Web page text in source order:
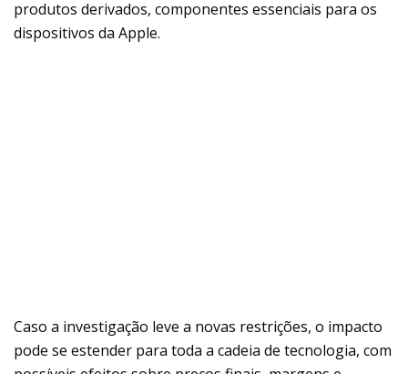
produtos derivados, componentes essenciais para os
dispositivos da Apple.
Caso a investigação leve a novas restrições, o impacto
pode se estender para toda a cadeia de tecnologia, com